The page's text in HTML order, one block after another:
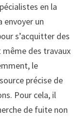
en la
envoyer un
s’acquitter des
même des travaux
le
précise de
Pour cela, il
de fuite non